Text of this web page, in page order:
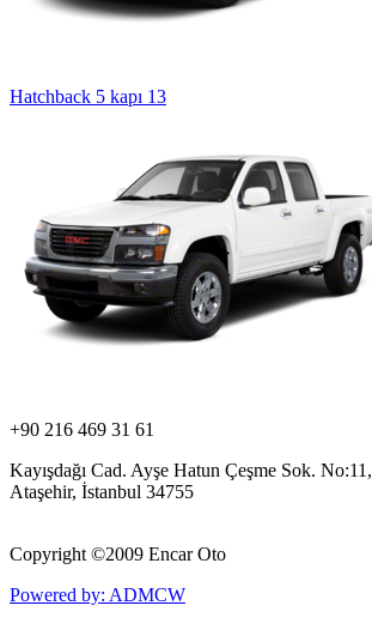
Hatchback 5 kapı 13
+90 216 469 31 61
Kayışdağı Cad. Ayşe Hatun Çeşme Sok. No:11,
Ataşehir, İstanbul 34755
Copyright ©2009 Encar Oto
Powered by: ADMCW